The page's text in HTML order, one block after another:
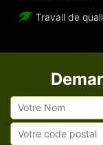
Travail de